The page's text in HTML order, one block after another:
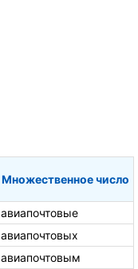
Множественное число
авиапочтовые
авиапочтовых
авиапочтовым